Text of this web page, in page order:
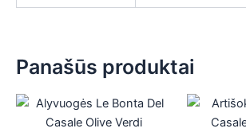
Panašūs produktai